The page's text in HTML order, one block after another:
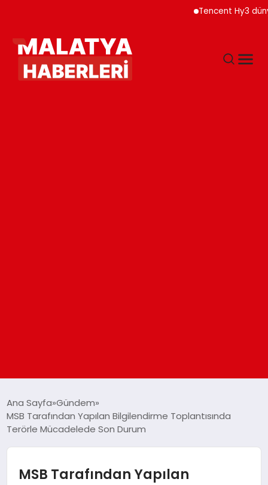
Tencent Hy3 dünya
GÜNDEM
DÜNYA
Ana Sayfa Gündem
MSB Tarafından Yapılan Bilgilendirme Toplantısında
Terörle Mücadelede Son Durum
MSB Tarafından Yapılan